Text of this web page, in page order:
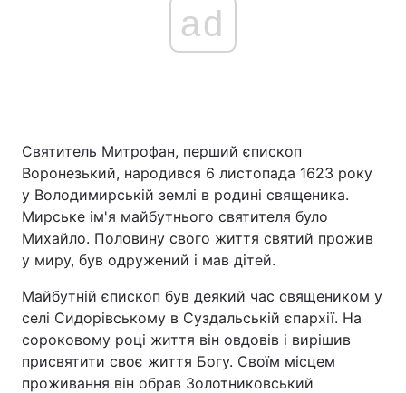
ad
Святитель Митрофан, перший єпископ
Воронезький, народився 6 листопада 1623 року
у Володимирській землі в родині священика.
Мирське ім'я майбутнього святителя було
Михайло. Половину свого життя святий прожив
у миру, був одружений і мав дітей.
Майбутній єпископ був деякий час священиком у
селі Сидорівському в Суздальській єпархії. На
сороковому році життя він овдовів і вирішив
присвятити своє життя Богу. Своїм місцем
проживання він обрав Золотниковський